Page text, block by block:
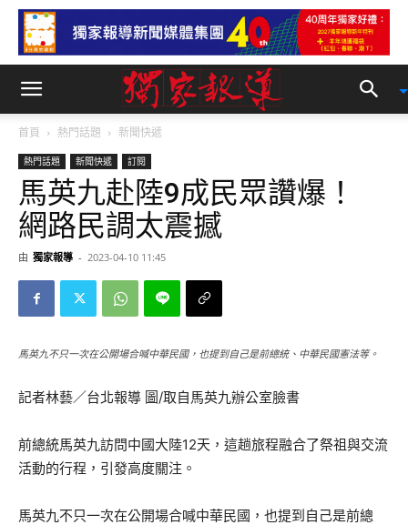
首頁 熱門話題 新聞快遞
熱門話題 新聞快遞 訂閱
馬英九赴陸9成民眾讚爆！
網路民調太震撼
由 獨家報導 - 2023-04-10 11:45
馬英九不只一次在公開場合喊中華民國，也提到自己是前總統、中華民國憲法等。
記者林藝／台北報導 圖/取自馬英九辦公室臉書
前總統馬英九訪問中國大陸12天，這趟旅程融合了祭祖與交流
活動的行程，引發高度關注。
馬英九不只一次在公開場合喊中華民國，也提到自己是前總